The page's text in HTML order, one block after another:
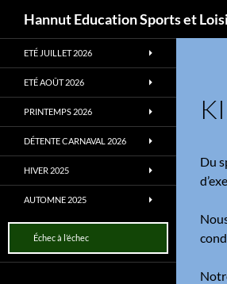
Aller
au
contenu
Hannut Education Sports et
Du
ETÉ JUILLET 2026
ETÉ AOÛT 2026
PRINTEMPS 2026
DÉTENTE CARNAVAL 2026
HIVER 2025
AUTOMNE 2025
Échec à l’échec